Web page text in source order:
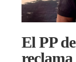
El PP